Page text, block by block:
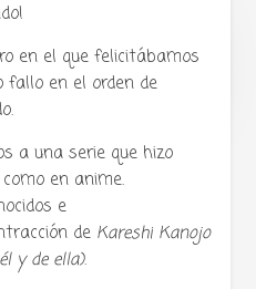
sobre manga,
japonesa ツ
en el que felicitábamos
fallo en el orden de
a una serie que hizo
en anime.
e
de Kareshi Kanojo
y de ella).